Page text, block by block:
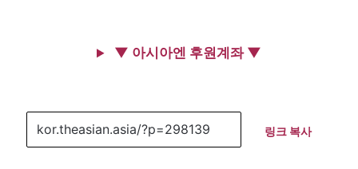
▼ 아시아엔 후원계좌 ▼
링크 복사